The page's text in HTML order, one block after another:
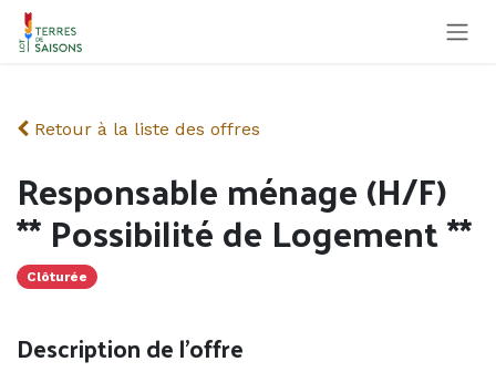
Se rendre au contenu
Retour à la liste des offres
Responsable ménage (H/F)
** Possibilité de Logement **
Clôturée
Description de l'offre